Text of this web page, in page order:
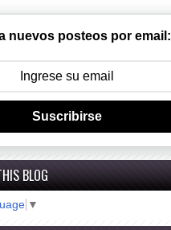
nuevos posteos por email:
Suscribirse
BLOG
▼